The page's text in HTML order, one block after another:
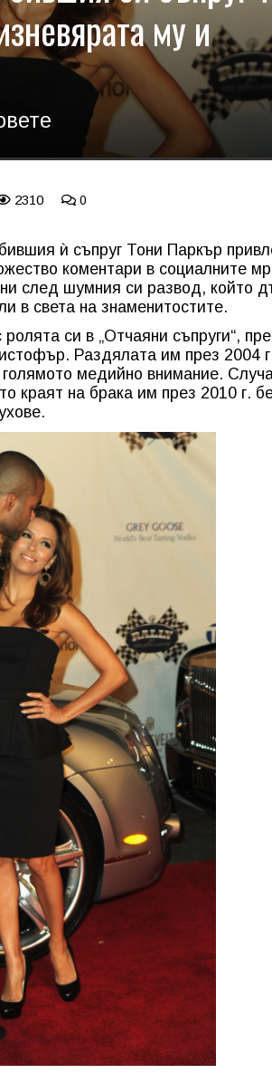
му и
2310 0
ѝ съпруг Тони Паркър
коментари в социалните
след шумния си развод, който
в света на знаменитостите.
си в „Отчаяни съпруги“,
Раздялата им през 2004
медийно внимание.
краят на брака им през 2010 г.